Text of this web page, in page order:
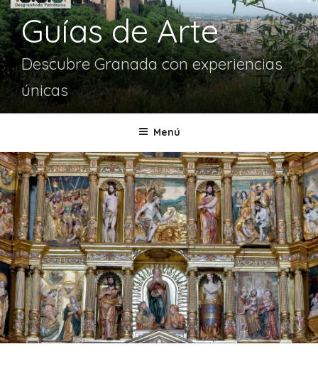
Guías de Arte
Descubre Granada con experiencias
únicas
Menú